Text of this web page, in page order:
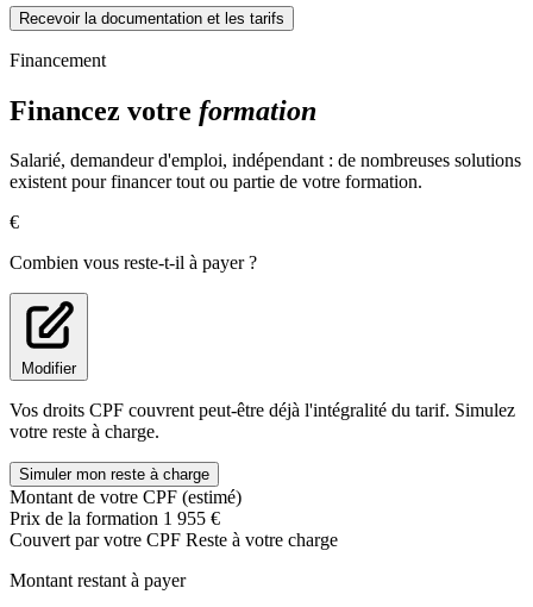
1 -La phase préliminaireest le premier temps d'échange avec votre
consultant. Cela vous permet d'identifier vos besoins afin de vous
proposer la prestation qui vous correspond le mieux. C'est l'occasion
durant tout le bilan. Cet entretien préalable est gratuit et sans
engagement.
2- La phase d'investigationvous permet d'élaborer des scénarios
d'évolution professionnelle pour les quelques années à venir,
avec votre vie personnelle d'aujourd'hui et d'après.
Révéler vos motivations, intérêts personnels et valeurs.
Identifier et analyser vos acquis personnels et professionnels
Découvrir les activités et les formations qui vous
correspondent.
d'entretiens personnalisés, d'effectuer les actions suivantes :
ou des projets professionnels
Prévoir les principales étapes des projets professionnels, dont
la possibilité de bénéficier d'un entretien de suivi.
Recevoir la documentation et les tarifs
Financement
Financez votre formation
Salarié, demandeur d'emploi, indépendant : de nombreuses solutions
existent pour financer tout ou partie de votre formation.
€
Combien vous reste-t-il à payer ?
Modifier
Vos droits CPF couvrent peut-être déjà l'intégralité du tarif. Simulez
votre reste à charge.
Simuler mon reste à charge
Montant de votre CPF (estimé)
Prix de la formation 1 955 €
Couvert par votre CPF Reste à votre charge
Montant restant à payer